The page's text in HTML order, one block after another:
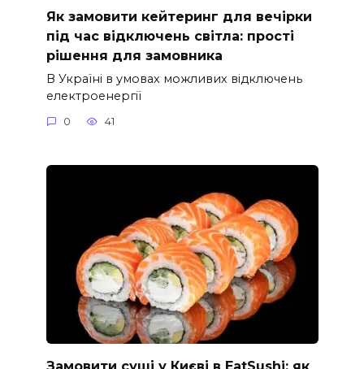
Як замовити кейтеринг для вечірки
під час відключень світла: прості
рішення для замовника
В Україні в умовах можливих відключень
електроенергії
0 41